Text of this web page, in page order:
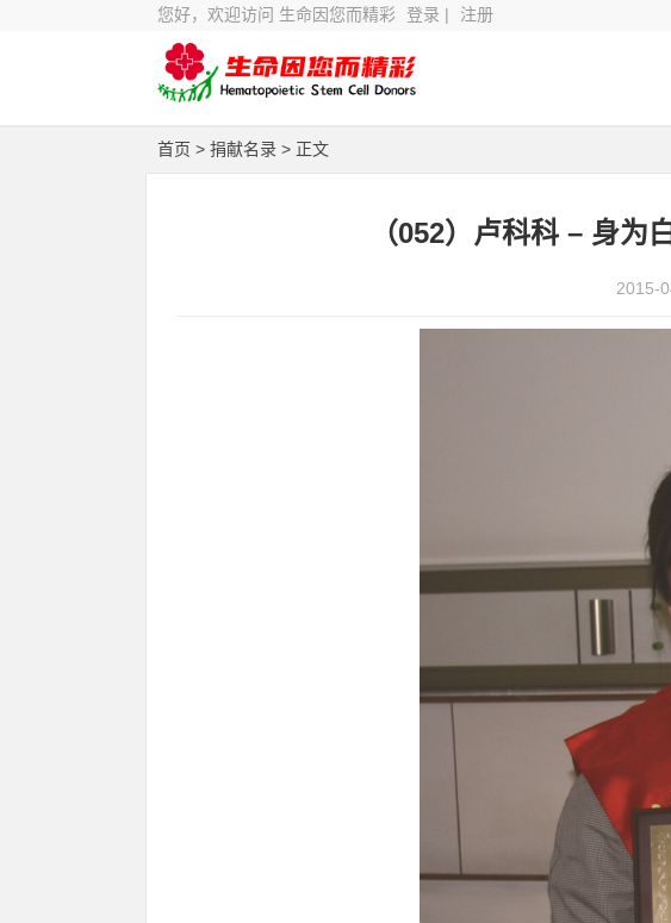
您好，欢迎访问 生命因您而精彩 登录 | 注册
首页 > 捐献名录 > 正文
（052）卢科科 – 身为
2015-